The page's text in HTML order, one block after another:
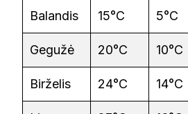
Balandis 15°C 5°C
Gegužė 20°C 10°C
Birželis 24°C 14°C